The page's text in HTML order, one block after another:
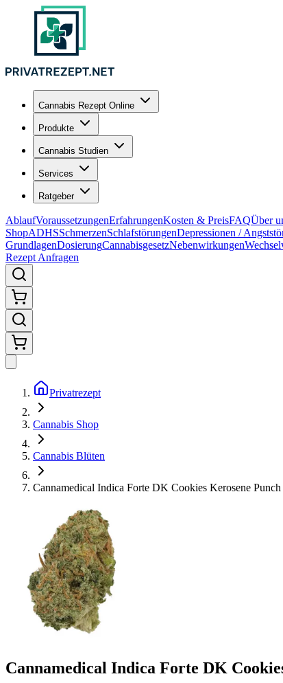
Cannabis Rezept Online
Produkte
Cannabis Studien
Services
Ratgeber
AblaufVoraussetzungenErfahrungenKosten & PreisFAQÜber
ShopADHSSchmerzenSchlafstörungenDepressionen /
GrundlagenDosierungCannabisgesetzNebenwirkungen
Rezept Anfragen
Privatrezept
Cannabis Shop
Cannabis Blüten
Cannamedical Indica Forte DK Cookies Kerosene Punch
Cannamedical Indica Forte DK